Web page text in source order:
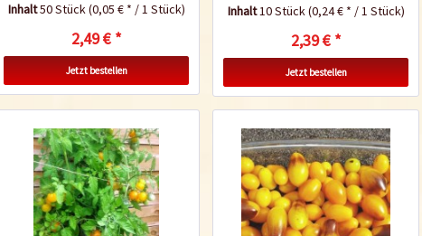
Inhalt50 Stück(0,05 € * / 1 Stück)
2,49 € *
Jetzt bestellen
Inhalt10 Stück (0,24 € * / 1 Stück)
2,39 € *
Jetzt bestellen